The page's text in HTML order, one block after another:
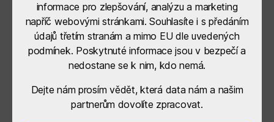
Řídící orgány
informace pro zlepšování, analýzu a marketing
napříč webovými stránkami. Souhlasíte i s předáním
údajů třetím stranám a mimo EU dle uvedených
podmínek. Poskytnuté informace jsou v bezpečí a
nedostane se k nim, kdo nemá.
Dejte nám prosím vědět, která data nám a našim
partnerům dovolíte zpracovat.